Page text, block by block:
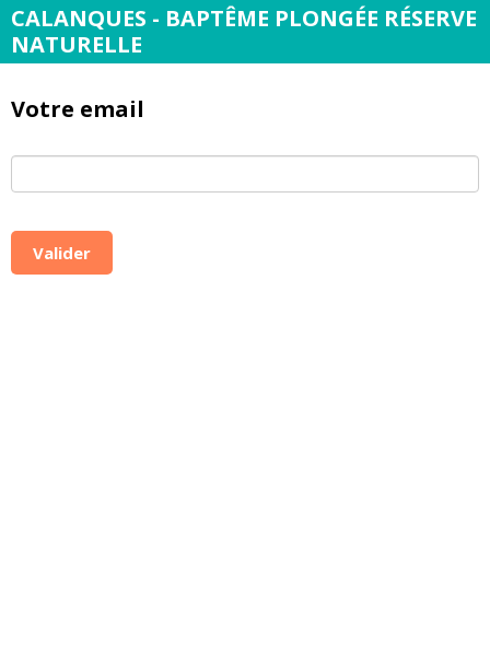
CALANQUES - BAPTÊME PLONGÉE RÉSERVE
NATURELLE
Votre email
Valider